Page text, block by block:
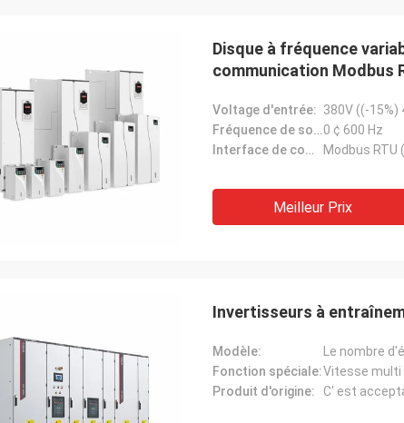
Disque à fréquence
communication Modbus
Voltage d'entrée: 380V ((-
Fréquence de sortie:0 ¢ 600 Hz
Interface de communication:
Meilleur Prix
Invertisseurs à
Modèle:
Le nombre
Fonction spéciale:Vitesse multi
Produit d'origine:
C' est